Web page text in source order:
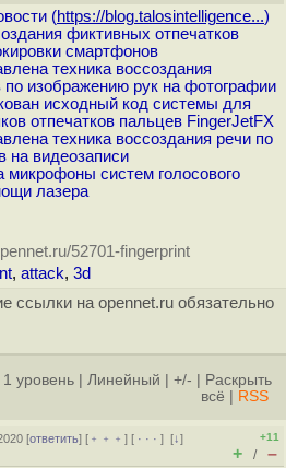
(https://blog.talosintelligence...)
фиктивных отпечатков
смартфонов
техника воссоздания
по изображению рук на фотографии
исходный код системы для
отпечатков пальцев FingerJetFX
техника воссоздания речи по
на видеозаписи
микрофоны систем голосового
лазера
52701-fingerprint
, attack, 3d
ссылки на opennet.ru обязательно
1 уровень Линейный +/-
Раскрыть
всё
RSS
[ответить] [ ﹢﹢﹢] [ · · ·][↓]
+11
+ / –